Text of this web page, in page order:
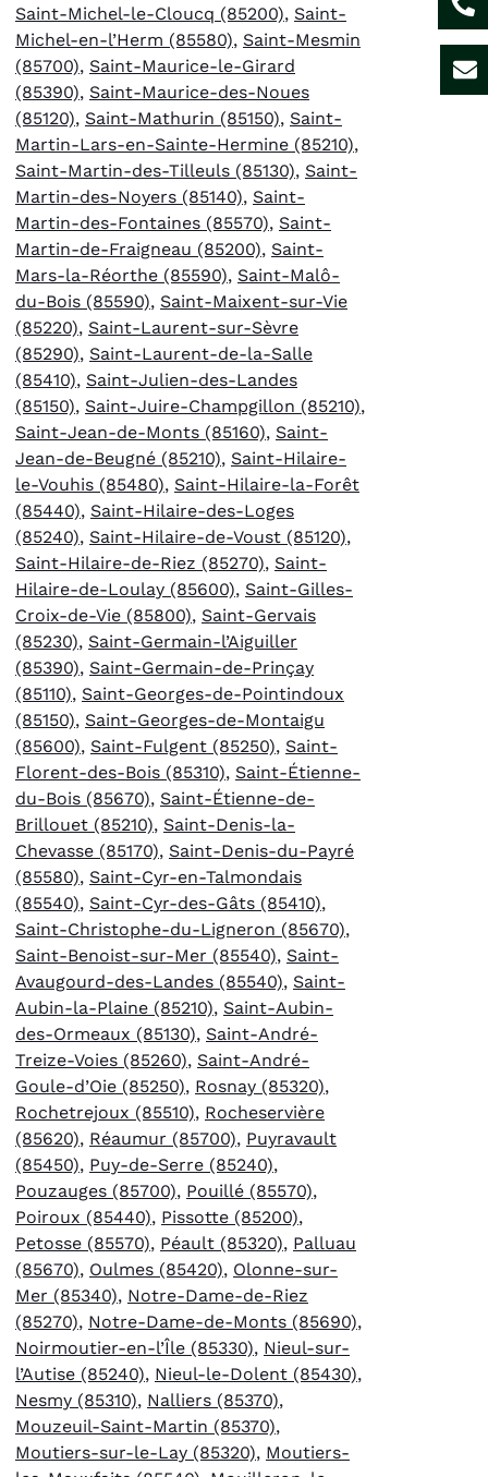
Saint-Michel-le-Cloucq (85200), Saint-
Michel-en-l’Herm (85580), Saint-Mesmin
(85700), Saint-Maurice-le-Girard
(85390), Saint-Maurice-des-Noues
(85120), Saint-Mathurin (85150), Saint-
Martin-Lars-en-Sainte-Hermine (85210),
Saint-Martin-des-Tilleuls (85130), Saint-
Martin-des-Noyers (85140), Saint-
Martin-des-Fontaines (85570), Saint-
Martin-de-Fraigneau (85200), Saint-
Mars-la-Réorthe (85590), Saint-Malô-
du-Bois (85590), Saint-Maixent-sur-Vie
(85220), Saint-Laurent-sur-Sèvre
(85290), Saint-Laurent-de-la-Salle
(85410), Saint-Julien-des-Landes
(85150), Saint-Juire-Champgillon (85210),
Saint-Jean-de-Monts (85160), Saint-
Jean-de-Beugné (85210), Saint-Hilaire-
le-Vouhis (85480), Saint-Hilaire-la-Forêt
(85440), Saint-Hilaire-des-Loges
(85240), Saint-Hilaire-de-Voust (85120),
Saint-Hilaire-de-Riez (85270), Saint-
Hilaire-de-Loulay (85600), Saint-Gilles-
Croix-de-Vie (85800), Saint-Gervais
(85230), Saint-Germain-l’Aiguiller
(85390), Saint-Germain-de-Prinçay
(85110), Saint-Georges-de-Pointindoux
(85150), Saint-Georges-de-Montaigu
(85600), Saint-Fulgent (85250), Saint-
Florent-des-Bois (85310), Saint-Étienne-
du-Bois (85670), Saint-Étienne-de-
Brillouet (85210), Saint-Denis-la-
Chevasse (85170), Saint-Denis-du-Payré
(85580), Saint-Cyr-en-Talmondais
(85540), Saint-Cyr-des-Gâts (85410),
Saint-Christophe-du-Ligneron (85670),
Saint-Benoist-sur-Mer (85540), Saint-
Avaugourd-des-Landes (85540), Saint-
Aubin-la-Plaine (85210), Saint-Aubin-
des-Ormeaux (85130), Saint-André-
Treize-Voies (85260), Saint-André-
Goule-d’Oie (85250), Rosnay (85320),
Rochetrejoux (85510), Rocheservière
(85620), Réaumur (85700), Puyravault
(85450), Puy-de-Serre (85240),
Pouzauges (85700), Pouillé (85570),
Poiroux (85440), Pissotte (85200),
Petosse (85570), Péault (85320), Palluau
(85670), Oulmes (85420), Olonne-sur-
Mer (85340), Notre-Dame-de-Riez
(85270), Notre-Dame-de-Monts (85690),
Noirmoutier-en-l’Île (85330), Nieul-sur-
l’Autise (85240), Nieul-le-Dolent (85430),
Nesmy (85310), Nalliers (85370),
Mouzeuil-Saint-Martin (85370),
Moutiers-sur-le-Lay (85320), Moutiers-